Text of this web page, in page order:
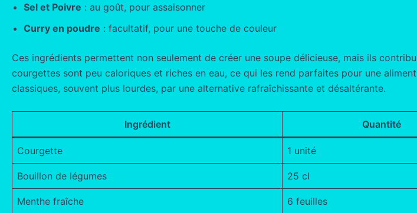
Sel et Poivre : au goût, pour assaisonner
Curry en poudre : facultatif, pour une touche de couleur
Ces ingrédients permettent non seulement de créer une soupe délicieuse, mais ils
courgettes sont peu caloriques et riches en eau, ce qui les rend parfaites pour une
classiques, souvent plus lourdes, par une alternative rafraîchissante et désaltérante.
Ingrédient Quantité
Courgette 1 unité
Bouillon de légumes 25 cl
Menthe fraîche 6 feuilles